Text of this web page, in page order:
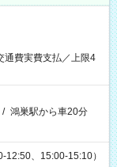
通費実費支払／上限4
/ 鴻巣駅から車20分
、15:00-15:10）